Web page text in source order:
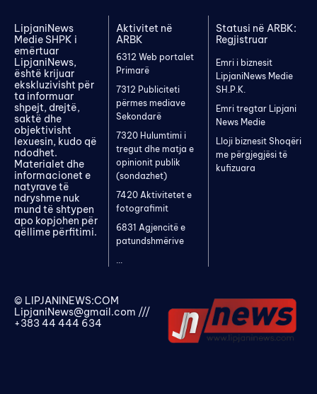
LipjaniNews
Medie SHPK i
emërtuar
LipjaniNews,
është krijuar
ekskluzivisht për
ta informuar
shpejt, drejtë,
saktë dhe
objektivisht
lexuesin, kudo që
ndodhet.
Materialet dhe
informacionet e
natyrave të
ndryshme nuk
mund të shtypen
apo kopjohen për
qëllime përfitimi.
Aktivitet në
ARBK
6312 Web portalet
Primarë
7312 Publiciteti
përmes mediave
Sekondarë
7320 Hulumtimi i
tregut dhe matja e
opinionit publik
(sondazhet)
7420 Aktivitetet e
fotografimit
6831 Agjencitë e
patundshmërive
...
Statusi në ARBK:
Regjistruar
Emri i biznesit
LipjaniNews Medie
SH.P.K.
Emri tregtar Lipjani
News Medie
Lloji biznesit Shoqëri
me përgjegjësi të
kufizuara
© LIPJANINEWS:COM
LipjaniNews@gmail.com ///
+383 44 444 634